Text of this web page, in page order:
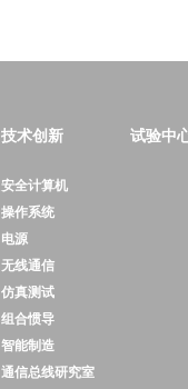
技术创新
安全计算机
操作系统
电源
无线通信
仿真测试
组合惯导
智能制造
通信总线研究室
试验中